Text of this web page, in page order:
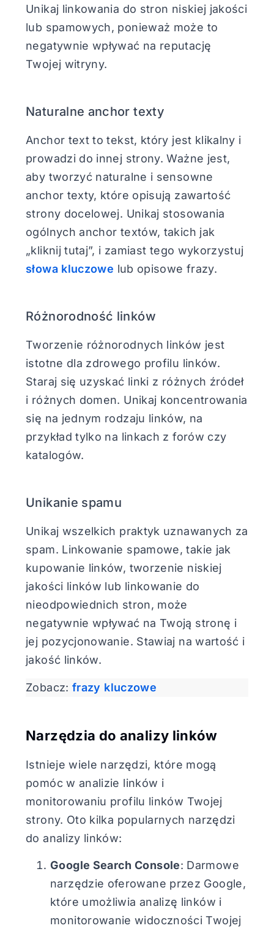
Unikaj linkowania do stron niskiej jakości
lub spamowych, ponieważ może to
negatywnie wpływać na reputację
Twojej witryny.
Naturalne anchor texty
Anchor text to tekst, który jest klikalny i
prowadzi do innej strony. Ważne jest,
aby tworzyć naturalne i sensowne
anchor texty, które opisują zawartość
strony docelowej. Unikaj stosowania
ogólnych anchor textów, takich jak
„kliknij tutaj”, i zamiast tego wykorzystuj
słowa kluczowe lub opisowe frazy.
Różnorodność linków
Tworzenie różnorodnych linków jest
istotne dla zdrowego profilu linków.
Staraj się uzyskać linki z różnych źródeł
i różnych domen. Unikaj koncentrowania
się na jednym rodzaju linków, na
przykład tylko na linkach z forów czy
katalogów.
Unikanie spamu
Unikaj wszelkich praktyk uznawanych za
spam. Linkowanie spamowe, takie jak
kupowanie linków, tworzenie niskiej
jakości linków lub linkowanie do
nieodpowiednich stron, może
negatywnie wpływać na Twoją stronę i
jej pozycjonowanie. Stawiaj na wartość i
jakość linków.
Zobacz: frazy kluczowe
Narzędzia do analizy linków
Istnieje wiele narzędzi, które mogą
pomóc w analizie linków i
monitorowaniu profilu linków Twojej
strony. Oto kilka popularnych narzędzi
do analizy linków:
Google Search Console: Darmowe
narzędzie oferowane przez Google,
które umożliwia analizę linków i
monitorowanie widoczności Twojej